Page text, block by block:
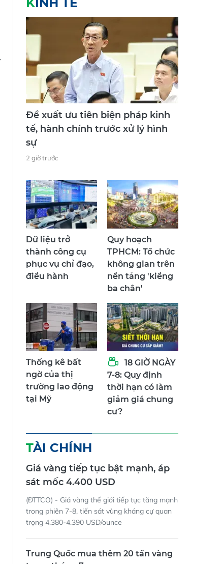
KINH TẾ
Đề xuất ưu tiên biện pháp kinh
tế, hành chính trước xử lý hình
sự
2 giờ trước
Dữ liệu trở
thành công cụ
phục vụ chỉ đạo,
điều hành
Quy hoạch
TPHCM: Tổ chức
không gian trên
nền tảng 'kiềng
ba chân'
Thống kê bất
ngờ của thị
trường lao động
tại Mỹ
18 GIỜ NGÀY
7-8: Quy định
thời hạn có làm
giảm giá chung
cư?
TÀI CHÍNH
Giá vàng tiếp tục bật mạnh, áp
sát mốc 4.400 USD
(ĐTTCO) - Giá vàng thế giới tiếp tục tăng mạnh
trong phiên 7-8, tiến sát vùng kháng cự quan
trọng 4.380-4.390 USD/ounce
Trung Quốc mua thêm 20 tấn vàng